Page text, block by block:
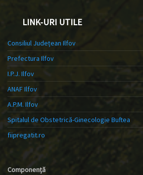
LINK-URI UTILE
Consiliul Județean Ilfov
Prefectura Ilfov
I.P.J. Ilfov
ANAF Ilfov
A.P.M. Ilfov
Spitalul de Obstetrică-Ginecologie Buftea
fiipregatit.ro
Componență